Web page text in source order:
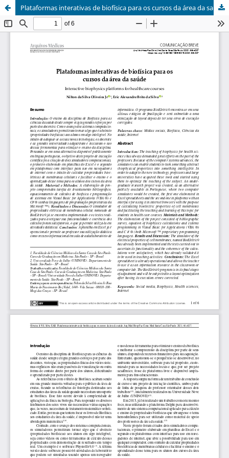
Plataformas interativas de biofísica para os cursos da área da saúde / Interactive biophysics platforms for healthcare courses